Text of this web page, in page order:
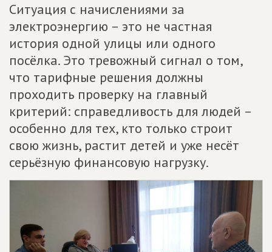
Ситуация с начислениями за
электроэнергию – это не частная
история одной улицы или одного
посёлка. Это тревожный сигнал о том,
что тарифные решения должны
проходить проверку на главный
критерий: справедливость для людей –
особенно для тех, кто только строит
свою жизнь, растит детей и уже несёт
серьёзную финансовую нагрузку.